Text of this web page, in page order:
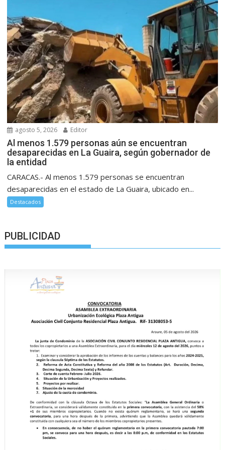
agosto 5, 2026 Editor
Al menos 1.579 personas aún se encuentran
desaparecidas en La Guaira, según gobernador de
la entidad
CARACAS.- Al menos 1.579 personas se encuentran
desaparecidas en el estado de La Guaira, ubicado en...
Destacados
PUBLICIDAD